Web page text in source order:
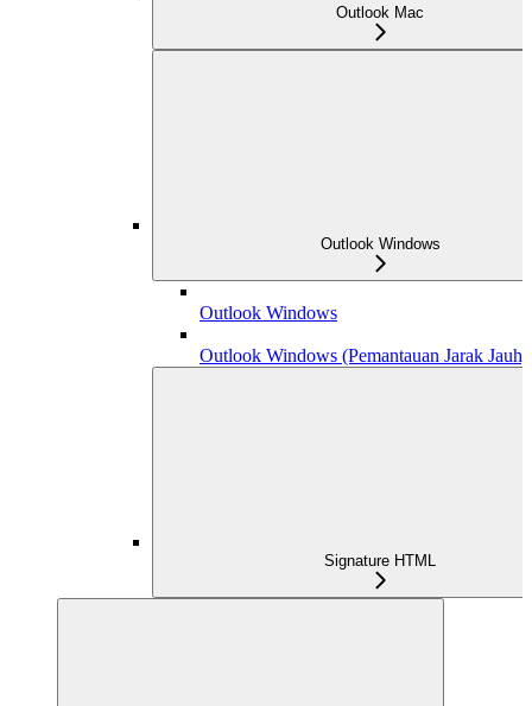
Outlook Mac
Outlook Windows
Outlook Windows
Outlook Windows (Pemantauan Jarak Jauh)
Signature HTML